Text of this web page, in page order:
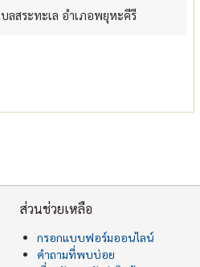
ลสระทะเล อำเภอพยุหะคีรี
ส่วนช่วยเหลือ
กรอกแบบฟอร์มออนไลน์
คำถามที่พบบ่อย